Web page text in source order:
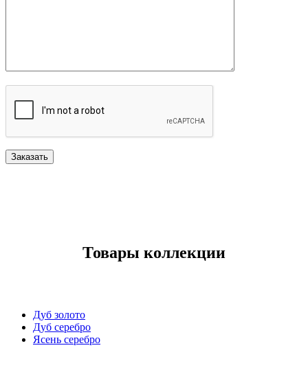
Товары коллекции
Дуб золото
Дуб серебро
Ясень серебро